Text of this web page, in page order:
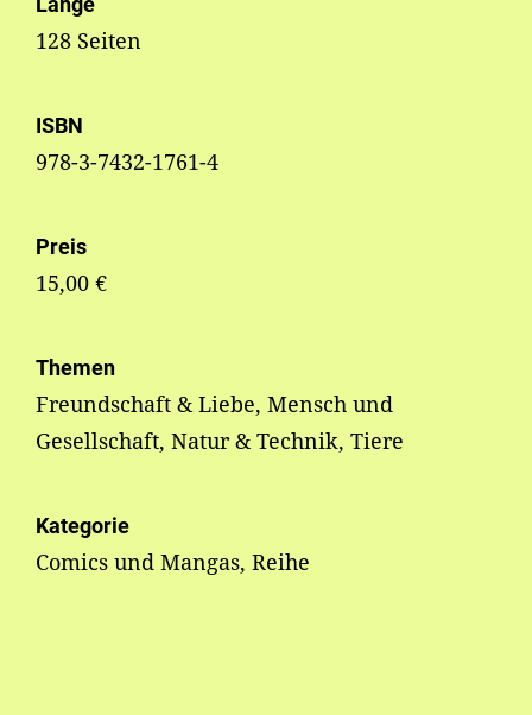
128 Seiten
ISBN
978-3-7432-1761-4
Preis
15,00 €
Themen
Freundschaft & Liebe, Mensch und
Gesellschaft, Natur & Technik, Tiere
Kategorie
Comics und Mangas, Reihe